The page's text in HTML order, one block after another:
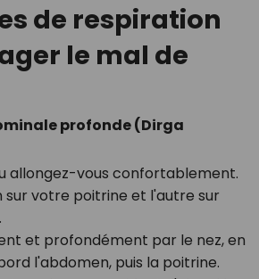
de respiration
le mal de
profonde (Dirga
allongez-vous confortablement.
sur votre poitrine et l'autre sur
et profondément par le nez, en
l'abdomen, puis la poitrine.